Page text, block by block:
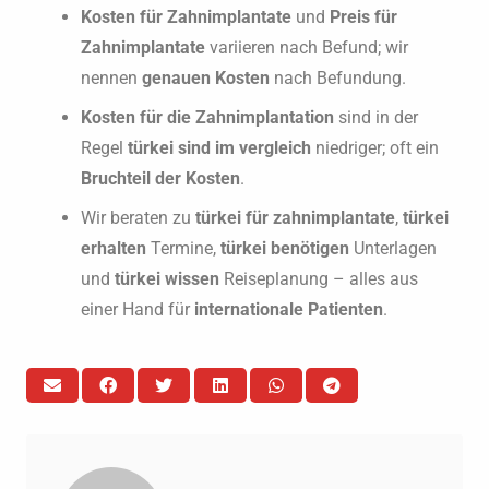
Kosten für Zahnimplantate und Preis für
Zahnimplantate variieren nach Befund; wir
nennen genauen Kosten nach Befundung.
Kosten für die Zahnimplantation sind in der
Regel türkei sind im vergleich niedriger; oft ein
Bruchteil der Kosten.
Wir beraten zu türkei für zahnimplantate, türkei
erhalten Termine, türkei benötigen Unterlagen
und türkei wissen Reiseplanung – alles aus
einer Hand für internationale Patienten.